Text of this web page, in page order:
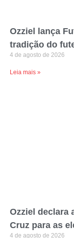
Ozziel lança
tradição do
4 de agosto de 2026
Leia mais »
Ozziel declara
Cruz para as
4 de agosto de 2026